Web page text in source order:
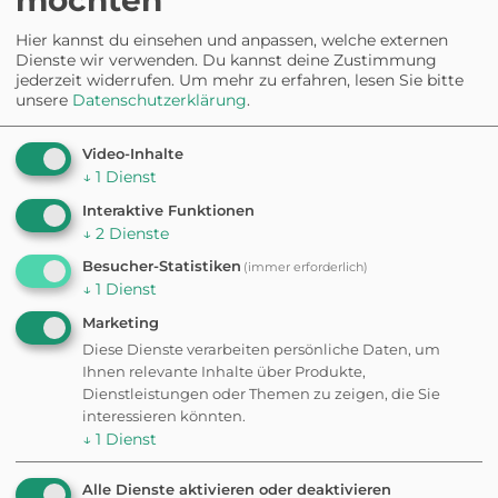
✦ Eigene Bewertung schreiben
Fehler gefunden? Feedback senden
Häufig gestellte
Fragen:Hundewiese
im Rotehorn Park
Besteht eine Leinenpflicht?
In der Hundewiese im Rotehorn Park gilt keine
Hier kannst du einsehen und anpassen, welche externen
Dienste wir verwenden. Du kannst deine Zustimmung
jederzeit widerrufen. Um mehr zu erfahren, lesen Sie bitte
unsere Datenschutzerklärung.
Video-Inhalte
↓ 1 Dienst
Interaktive Funktionen
↓ 2 Dienste
Besucher-Statistiken (immer erforderlich)
↓ 1 Dienst
Marketing
Diese Dienste verarbeiten persönliche Daten, um
Ihnen relevante Inhalte über Produkte,
Dienstleistungen oder Themen zu zeigen, die Sie
interessieren könnten.
↓ 1 Dienst
Alle Dienste aktivieren oder deaktivieren